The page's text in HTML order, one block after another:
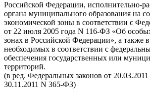
Российской Федерации, исполнительно-
органа муниципального образования на
экономической зоны в соответствии с
от 22 июля 2005 года N 116-ФЗ «Об
зонах в Российской Федерации», а также
необходимых в соответствии с
обеспечения государственных или
территорий.
(в ред. Федеральных законов от 20.03.2011
30.11.2011 N 365-ФЗ)